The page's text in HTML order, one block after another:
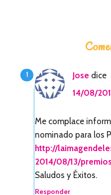
Jose dice
14/08/
Me complace
nominado para los
http://
2014/08/13/
Saludos y Éxitos.
Responder